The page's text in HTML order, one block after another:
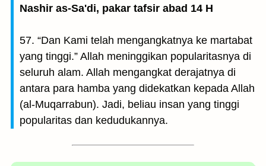
Nashir as-Sa'di, pakar tafsir abad 14 H
57. “Dan Kami telah mengangkatnya ke martabat
yang tinggi.” Allah meninggikan popularitasnya di
seluruh alam. Allah mengangkat derajatnya di
antara para hamba yang didekatkan kepada Allah
(al-Muqarrabun). Jadi, beliau insan yang tinggi
popularitas dan kedudukannya.